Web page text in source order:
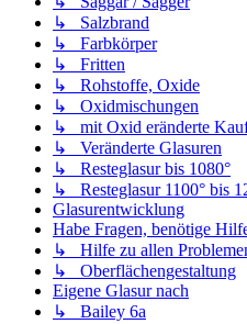
↳ Salzbrand
↳ Farbkörper
↳ Fritten
↳ Rohstoffe, Oxide
↳ Oxidmischungen
↳ mit Oxid eränderte
↳ Veränderte Glasuren
↳ Resteglasur bis 1080°
↳ Resteglasur 1100° bis
Glasurentwicklung
Habe Fragen, benötige
↳ Hilfe zu allen
↳ Oberflächengestaltung
Eigene Glasur nach
↳ Bailey 6a